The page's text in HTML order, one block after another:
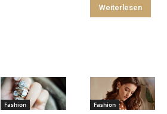
Weiterlesen
Fashion Fashion